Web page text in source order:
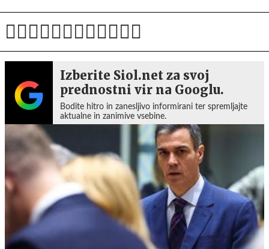
Izberite Siol.net za svoj
prednostni vir na Googlu.
Bodite hitro in zanesljivo informirani ter spremljajte
aktualne in zanimive vsebine.